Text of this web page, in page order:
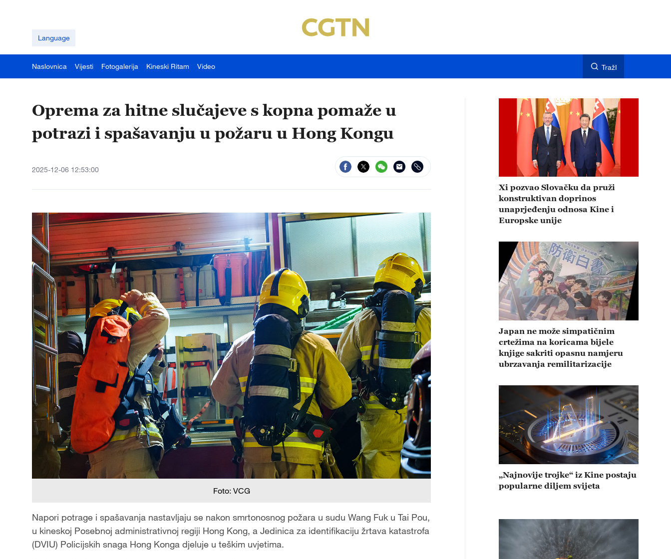
Language
Naslovnica Vijesti Fotogalerija Kineski Ritam Video TražI
Oprema za hitne slučajeve s kopna pomaže u
potrazi i spašavanju u požaru u Hong Kongu
2025-12-06 12:53:00
Foto: VCG
Napori potrage i spašavanja nastavljaju se nakon smrtonosnog požara u sudu Wang Fuk u Tai Pou,
u kineskoj Posebnoj administrativnoj regiji Hong Kong, a Jedinica za identifikaciju žrtava katastrofa
(DVIU) Policijskih snaga Hong Konga djeluje u teškim uvjetima.
Xi pozvao Slovačku da pruži
konstruktivan doprinos
unaprjeđenju odnosa Kine i
Europske unije
Japan ne može simpatičnim
crtežima na koricama bijele
knjige sakriti opasnu namjeru
ubrzavanja remilitarizacije
„Najnovije trojke“ iz Kine postaju
popularne diljem svijeta